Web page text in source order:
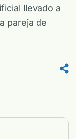
llevado a
pareja de